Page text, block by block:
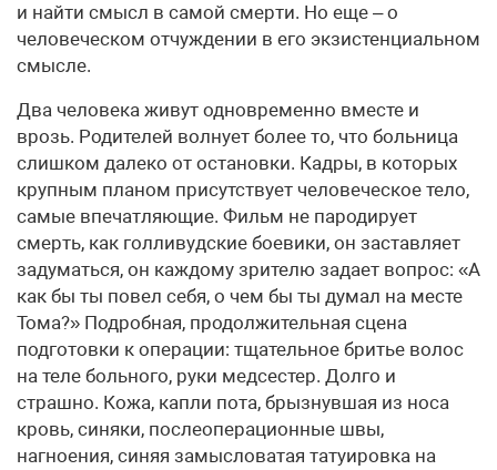
и найти смысл в самой смерти. Но еще – о
человеческом отчуждении в его экзистенциальном
смысле.
Два человека живут одновременно вместе и
врозь. Родителей волнует более то, что больница
слишком далеко от остановки. Кадры, в которых
крупным планом присутствует человеческое тело,
самые впечатляющие. Фильм не пародирует
смерть, как голливудские боевики, он заставляет
задуматься, он каждому зрителю задает вопрос: «А
как бы ты повел себя, о чем бы ты думал на месте
Тома?» Подробная, продолжительная сцена
подготовки к операции: тщательное бритье волос
на теле больного, руки медсестер. Долго и
страшно. Кожа, капли пота, брызнувшая из носа
кровь, синяки, послеоперационные швы,
нагноения, синяя замысловатая татуировка на